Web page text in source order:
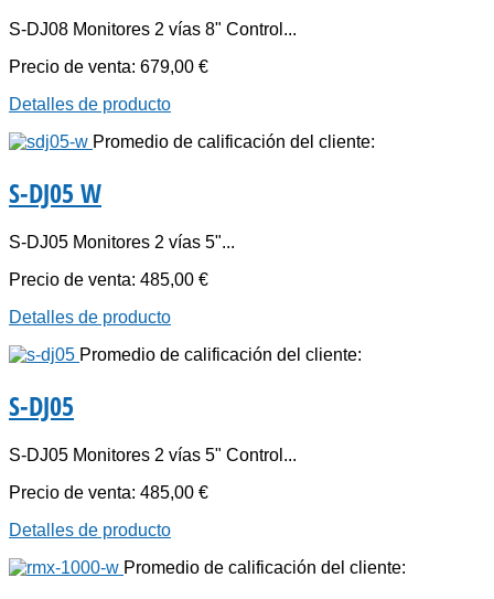
S-DJ08 Monitores 2 vías 8" Control...
Precio de venta: 679,00 €
Detalles de producto
Promedio de calificación del cliente:
S-DJ05 W
S-DJ05 Monitores 2 vías 5"...
Precio de venta: 485,00 €
Detalles de producto
Promedio de calificación del cliente:
S-DJ05
S-DJ05 Monitores 2 vías 5" Control...
Precio de venta: 485,00 €
Detalles de producto
Promedio de calificación del cliente: